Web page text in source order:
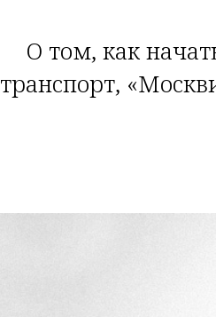
О том, как
транспорт,